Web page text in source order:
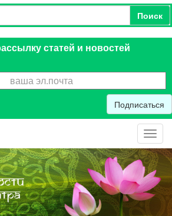
Поиск
Поиск
статей и новостей
Подписаться